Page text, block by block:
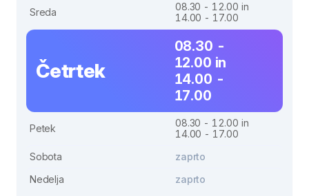
Sreda
08.30 - 12.00 in
14.00 - 17.00
Četrtek
08.30 -
12.00 in
14.00 -
17.00
Petek
08.30 - 12.00 in
14.00 - 17.00
Sobota
zaprto
Nedelja
zaprto